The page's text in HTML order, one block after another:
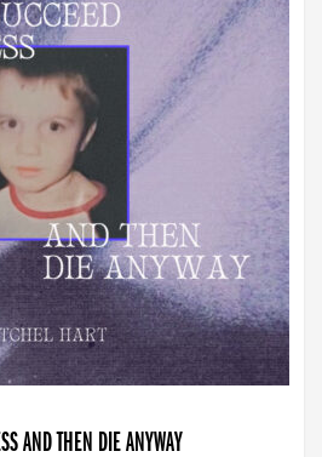
AND THEN DIE ANYWAY